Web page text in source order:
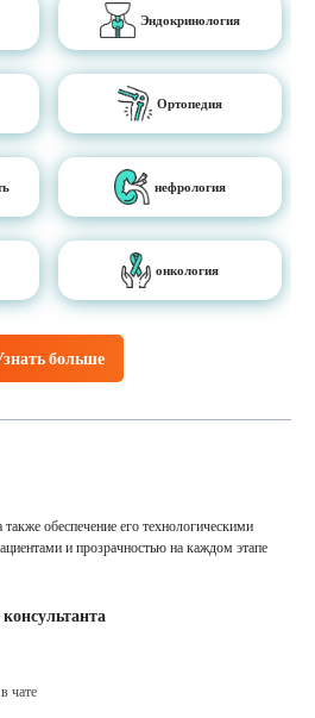
больше
Эндокринология
Ортопедия
нефрология
онкология
обеспечение его технологическими
и прозрачностью на каждом этапе
чате